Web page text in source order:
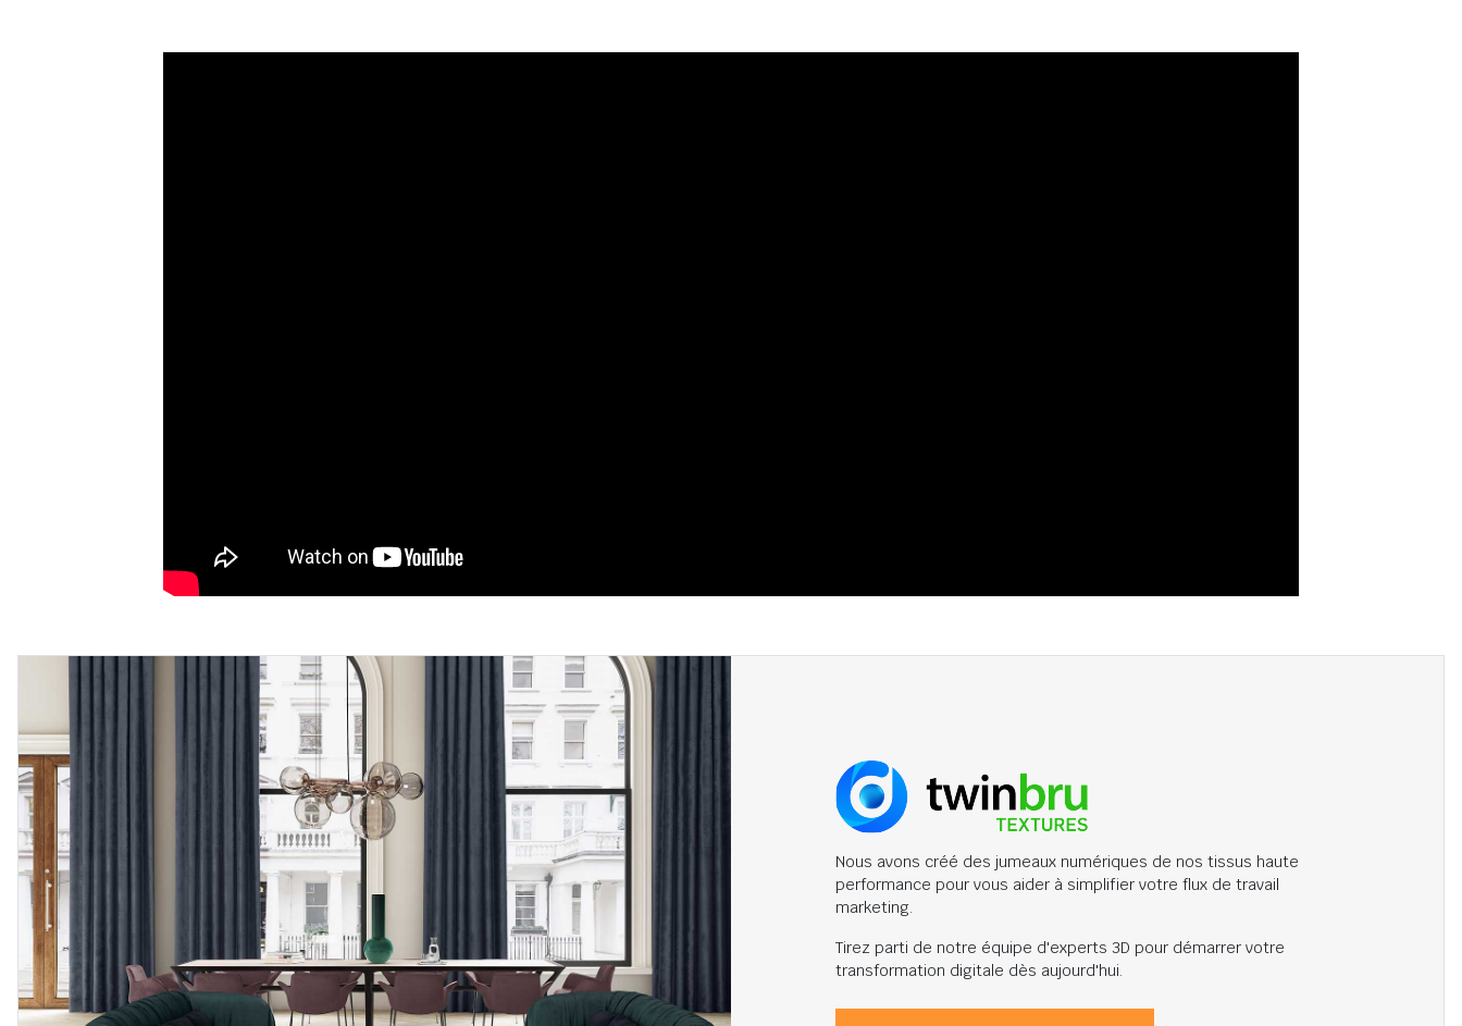
Nous avons créé des jumeaux numériques de nos tissus haute
performance pour vous aider à simplifier votre flux de travail
marketing.
Tirez parti de notre équipe d'experts 3D pour démarrer votre
transformation digitale dès aujourd'hui.